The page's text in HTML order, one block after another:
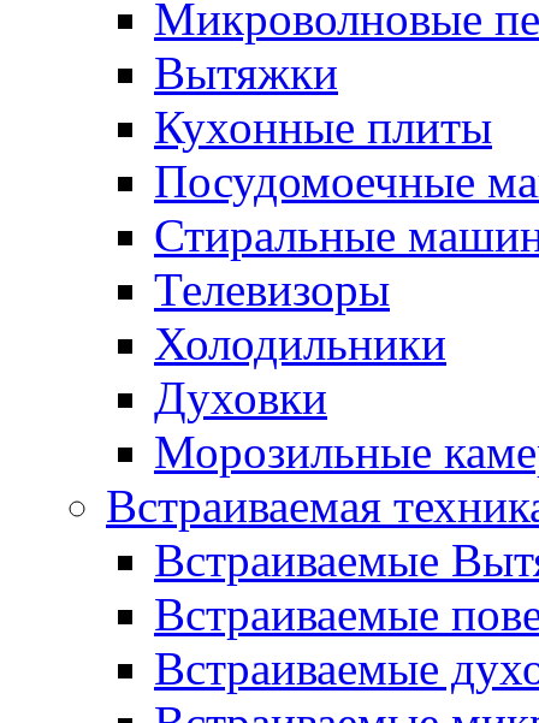
Микроволновые
Вытяжки
Кухонные плиты
Посудомоечные
Стиральные
Телевизоры
Холодильники
Духовки
Морозильные
Встраиваемая
Встраиваемые
Встраиваемые
Встраиваемые